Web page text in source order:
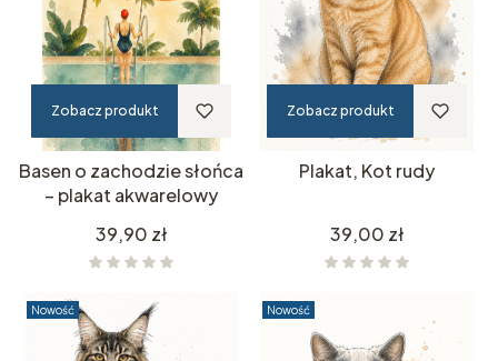
Zobacz produkt
Basen o zachodzie słońca
– plakat akwarelowy
Cena
39,90 zł
Zobacz produkt
Plakat, Kot rudy
Cena
39,00 zł
Nowość Nowość